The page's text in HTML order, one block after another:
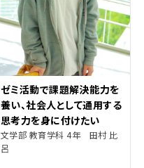
ゼミ活動で課題解決能力を
養い、社会人として通用する
思考力を身に付けたい
文学部 教育学科 4年 田村 比
呂